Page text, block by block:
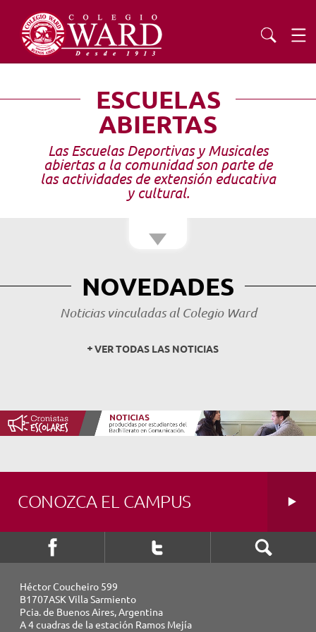
INSTITUCIONAL
EDUCACIÓN
ADMISIONES
AGENDA
NOVEDADES
INTRANET
Institución Cristiana Abierta a la Comunidad
ESCUELAS
ABIERTAS
Las Escuelas Deportivas y Musicales
abiertas a la comunidad son parte de
las actividades de extensión educativa
y cultural.
NOVEDADES
Noticias vinculadas al Colegio Ward
VER TODAS LAS NOTICIAS
CONOZCA EL CAMPUS
Héctor Coucheiro 599
B1707ASK Villa Sarmiento
Pcia. de Buenos Aires, Argentina
A 4 cuadras de la estación Ramos Mejía